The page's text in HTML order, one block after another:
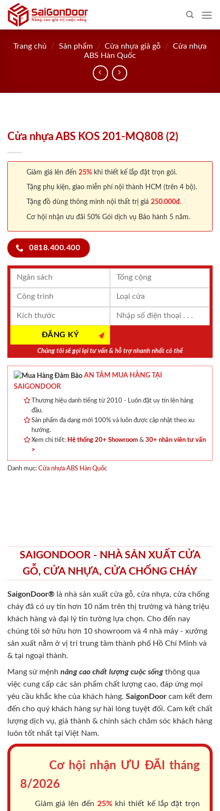
Skip
content
Trang chủ / Sản phẩm / Cửa nhựa giả gỗ /
Cửa nhựa
ABS Hàn Quốc
Cửa nhựa ABS KOS 201-MQ808 (2)
Giảm giá lên đến 25% khi thiết kế lắp đặt trọn gói.
Tặng phụ kiện, giao miễn phí nội thành HCM (trên 4 bộ).
Tặng đồ dùng thông minh nội thất trị giá 250.000đ.
Cơ hội nhận ưu đãi 50% Gói dịch vụ Bảo hành 5 năm.
0818.400.400
Chúng tôi sẽ gọi lại tư vấn & hỗ trợ nhanh nhất có thể
AN TÂM MUA HÀNG TẠI
SAIGONDOOR
Thương hiệu danh tiếng từ 2010 - Luôn đặt uy tín lên hàng
đầu.
Sản phẩm đa dạng mới 100% và luôn được cập nhật theo xu
hướng.
Xem chi tiết: Hệ thống 20+ Showroom & 30+ nhân viên tư vấn
>
Danh mục: Cửa nhựa ABS Hàn Quốc
SAIGONDOOR - NHÀ SẢN XUẤT CỬA
GỖ, CỬA NHỰA, CỬA CHỐNG CHÁY
SaigonDoor® là nhà sản xuất cửa gỗ, cửa nhựa, cửa chống
cháy đã có uy tín hơn 10 năm trên thị trường và hàng triệu
khách hàng và đại lý tin tưởng lựa chọn. Cho đến nay
chúng tôi sở hữu hơn 10 showroom và 4 nhà máy - xưởng
sản xuất nằm ở vị trí trung tâm thành phố Hồ Chí Minh và
& tại ngoại thành.
Mang sứ mệnh nâng cao chất lượng cuộc sốngthông qua
việc cung cấp các sản phẩm chất lượng cao, đáp ứng mọi
yêu cầu khắc khe của khách hàng. SaigonDoor cam kết đem
đến cho quý khách hàng sự hài lòng tuyệt đối. Cam kết chất
lượng dịch vụ, giá thành & chính sách chăm sóc khách hàng
luôn tốt nhất tại Việt Nam.
Cơ hội nhận ƯU ĐÃI tháng
8/2026
Giảm giá lên đến 25%khi thiết kế lắp đặt trọn